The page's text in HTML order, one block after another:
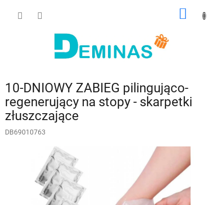
10-DNIOWY ZABIEG pilingująco-
regenerujący na stopy - skarpetki
złuszczające
DB69010763